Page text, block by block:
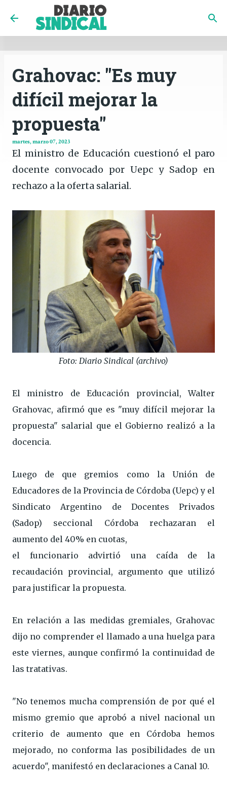
INICIO CÓRDOBA
Ir al contenido principal
Grahovac: "Es muy
difícil mejorar la
propuesta"
martes, marzo 07, 2023
El ministro de Educación cuestionó el paro
docente convocado por Uepc y Sadop en
rechazo a la oferta salarial.
Foto: Diario Sindical (archivo)
El ministro de Educación provincial, Walter
Grahovac, afirmó que es "muy difícil mejorar la
propuesta" salarial que el Gobierno realizó a la
docencia.
Luego de que gremios como la Unión de
Educadores de la Provincia de Córdoba (Uepc) y el
Sindicato Argentino de Docentes Privados
(Sadop) seccional Córdoba rechazaran el
aumento del 40% en cuotas,
el funcionario advirtió una caída de la
recaudación provincial, argumento que utilizó
para justificar la propuesta.
En relación a las medidas gremiales, Grahovac
dijo no comprender el llamado a una huelga para
este viernes, aunque confirmó la continuidad de
las tratativas.
"No tenemos mucha comprensión de por qué el
mismo gremio que aprobó a nivel nacional un
criterio de aumento que en Córdoba hemos
mejorado, no conforma las posibilidades de un
acuerdo", manifestó en declaraciones a Canal 10.